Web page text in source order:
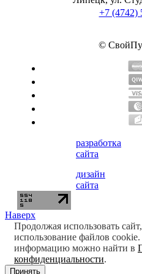
Бета-аланин
Комплексы аминокислот
Энергетики
Глютамин
Гейнеры
+7 (4742)
©
разработка
сайта
дизайн
сайта
Наверх
Продолжая использовать
использование файлов
информацию можно найти в
конфиденциальности.
Принять